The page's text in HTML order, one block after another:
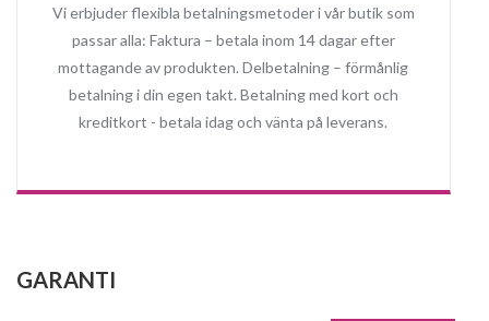
Vi erbjuder flexibla betalningsmetoder i vår butik som
passar alla: Faktura – betala inom 14 dagar efter
mottagande av produkten. Delbetalning – förmånlig
betalning i din egen takt. Betalning med kort och
kreditkort - betala idag och vänta på leverans.
GARANTI